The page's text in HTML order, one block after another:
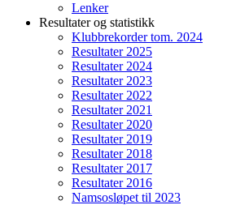
Lenker
Resultater og statistikk
Klubbrekorder tom. 2024
Resultater 2025
Resultater 2024
Resultater 2023
Resultater 2022
Resultater 2021
Resultater 2020
Resultater 2019
Resultater 2018
Resultater 2017
Resultater 2016
Namsosløpet til 2023